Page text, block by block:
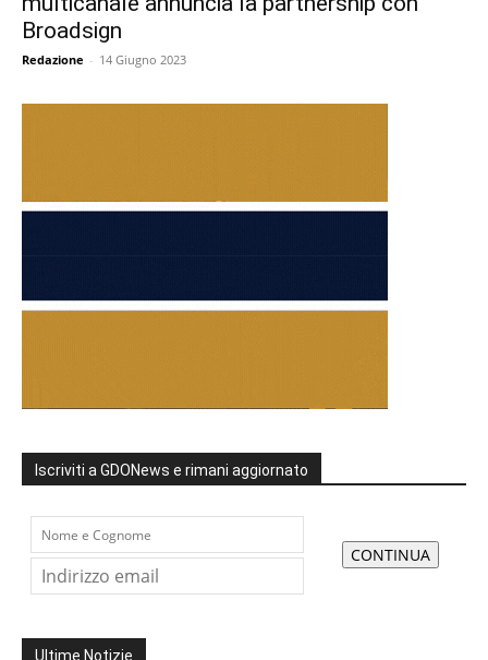
Broadsign
Redazione - 14 Giugno 2023
Iscriviti a GDONews e rimani aggiornato
Ultime Notizie